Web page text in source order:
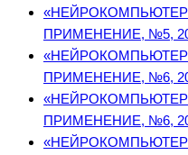
ПРИМЕНЕНИЕ, №5,
ПРИМЕНЕНИЕ, №6,
ПРИМЕНЕНИЕ, №6,